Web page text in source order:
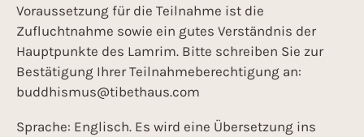
Voraussetzung für die Teilnahme ist die
Zufluchtnahme sowie ein gutes Verständnis der
Hauptpunkte des Lamrim. Bitte schreiben Sie zur
Bestätigung Ihrer Teilnahmeberechtigung an:
buddhismus@tibethaus.com
Sprache: Englisch. Es wird eine Übersetzung ins